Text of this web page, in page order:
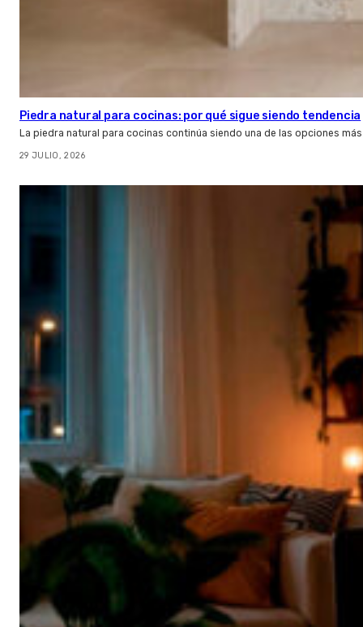
Piedra natural para cocinas: por qué sigue siendo tendencia
La piedra natural para cocinas continúa siendo una de las opciones
29 JULIO, 2026